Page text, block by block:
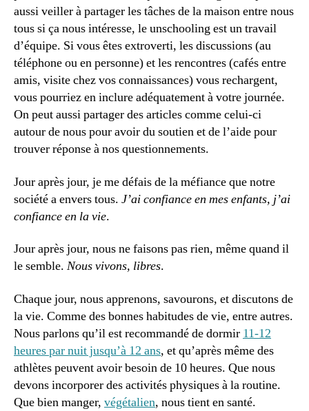
aussi veiller à partager les tâches de la maison entre nous
tous si ça nous intéresse, le unschooling est un travail
d’équipe. Si vous êtes extroverti, les discussions (au
téléphone ou en personne) et les rencontres (cafés entre
amis, visite chez vos connaissances) vous rechargent,
vous pourriez en inclure adéquatement à votre journée.
On peut aussi partager des articles comme celui-ci
autour de nous pour avoir du soutien et de l’aide pour
trouver réponse à nos questionnements.
Jour après jour, je me défais de la méfiance que notre
société a envers tous. J’ai confiance en mes enfants, j’ai
confiance en la vie.
Jour après jour, nous ne faisons pas rien, même quand il
le semble. Nous vivons, libres.
Chaque jour, nous apprenons, savourons, et discutons de
la vie. Comme des bonnes habitudes de vie, entre autres.
Nous parlons qu’il est recommandé de dormir 11-12
heures par nuit jusqu’à 12 ans, et qu’après même des
athlètes peuvent avoir besoin de 10 heures. Que nous
devons incorporer des activités physiques à la routine.
Que bien manger, végétalien, nous tient en santé.